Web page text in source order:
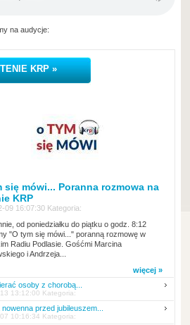
na audycje:
KRP »
się mówi... Poranna rozmowa na
KRP
09 16:07:30 Kategoria:
od poniedziałku do piątku o godz. 8:12
"O tym się mówi..." poranną rozmowę w
Radiu Podlasie. Gośćmi Marcina
i Andrzeja...
więcej »
osoby z chorobą...
13:12:00 Kategoria:
przed jubileuszem...
10:16:34 Kategoria: